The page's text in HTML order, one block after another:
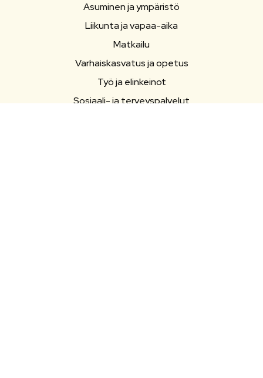
Asuminen ja ympäristö
Liikunta ja vapaa-aika
Matkailu
Varhaiskasvatus ja opetus
Työ ja elinkeinot
Sosiaali- ja terveyspalvelut